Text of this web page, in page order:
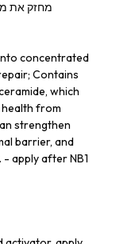
מחזק את
concentrated
Contains
which
health from
strengthen
barrier, and
apply after NB1